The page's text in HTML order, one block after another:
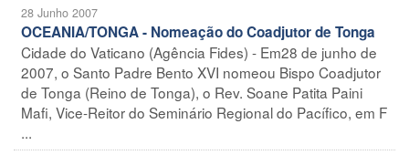
28 Junho 2007
OCEANIA/TONGA - Nomeação do Coadjutor de Tonga
Cidade do Vaticano (Agência Fides) - Em28 de junho de
2007, o Santo Padre Bento XVI nomeou Bispo Coadjutor
de Tonga (Reino de Tonga), o Rev. Soane Patita Paini
Mafi, Vice-Reitor do Seminário Regional do Pacífico, em F
...